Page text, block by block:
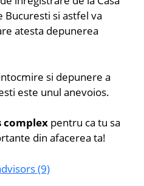
Bucuresti si astfel va
atesta depunerea
si depunere a
este unul anevoios.
complex pentru ca tu sa
din afacerea ta!